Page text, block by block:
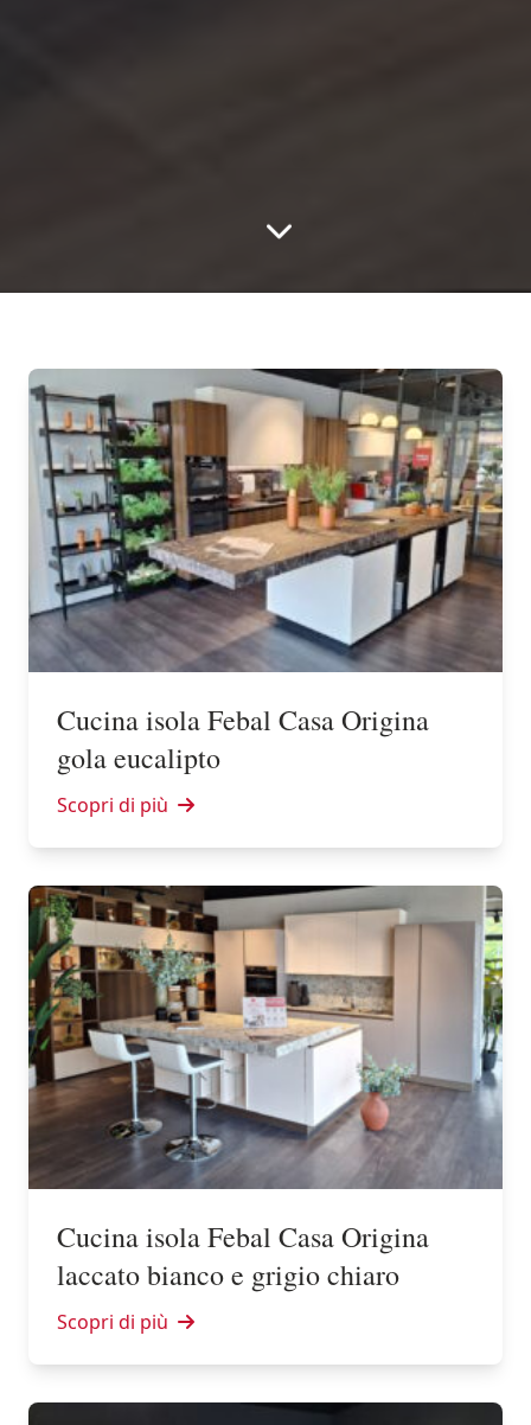
Cucina isola Febal Casa Origina
gola eucalipto
Scopri di più
Cucina isola Febal Casa Origina
laccato bianco e grigio chiaro
Scopri di più